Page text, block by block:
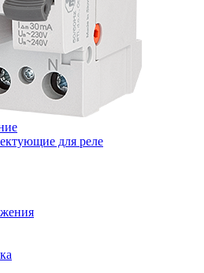
для реле